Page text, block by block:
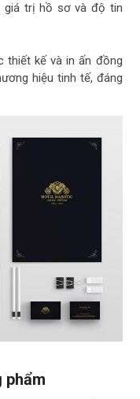
giá trị hồ sơ và độ tin
thiết kế và in ấn đồng
hiệu tinh tế, đáng
phẩm